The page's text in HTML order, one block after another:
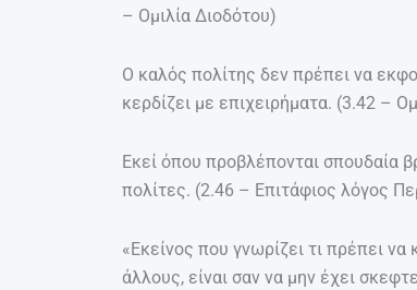
– Ομιλία Διοδότου)
Ο καλός πολίτης δεν πρέπει να
κερδίζει με επιχειρήματα. (3.42 –
Εκεί όπου προβλέπονται σπουδαία
πολίτες. (2.46 – Επιτάφιος λόγος
«Εκείνος που γνωρίζει τι πρέπει
άλλους, είναι σαν να μην έχει